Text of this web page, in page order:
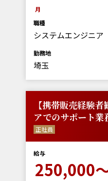
月
職種
システムエンジニア
勤務地
埼玉
【携帯販売経験
アでのサポート業
正社員
給与
250,000